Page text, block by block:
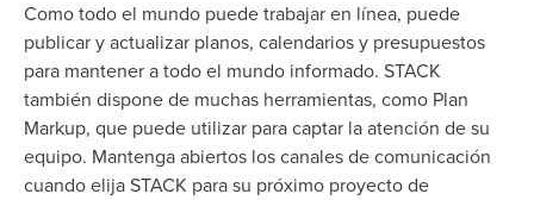
Como todo el mundo puede trabajar en línea, puede
publicar y actualizar planos, calendarios y presupuestos
para mantener a todo el mundo informado. STACK
también dispone de muchas herramientas, como Plan
Markup, que puede utilizar para captar la atención de su
equipo. Mantenga abiertos los canales de comunicación
cuando elija STACK para su próximo proyecto de